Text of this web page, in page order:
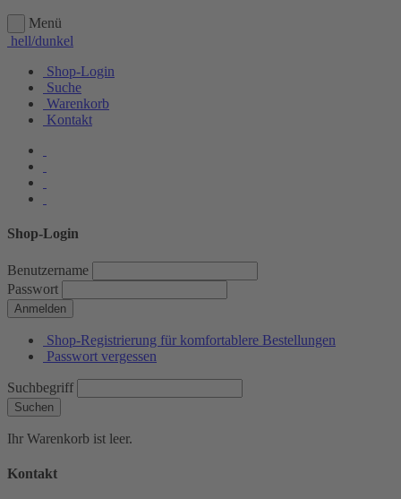
Menü
hell/dunkel
Shop-Login
Suche
Warenkorb
Kontakt
Shop-Login
Benutzername
Passwort
Anmelden
Shop-Registrierung für komfortablere Bestellungen
Passwort vergessen
Suchbegriff
Suchen
Ihr Warenkorb ist leer.
Kontakt